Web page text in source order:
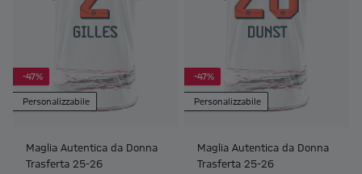
-47%
Personalizzabile
Maglia Autentica da Donna
Trasferta 25-26
-47%
Personalizzabile
Maglia Autentica da Donna
Trasferta 25-26